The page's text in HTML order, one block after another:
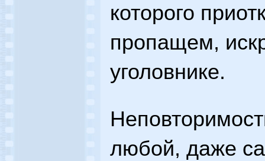
которого
пропащем,
уголовнике.
любой, даже